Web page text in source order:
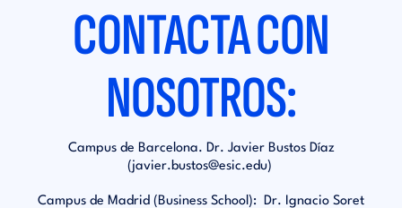
CONTACTA CON
NOSOTROS:
Campus de Barcelona. Dr. Javier Bustos Díaz
( javier.bustos@esic.edu)
Campus de Madrid (Business School): Dr. Ignacio Soret